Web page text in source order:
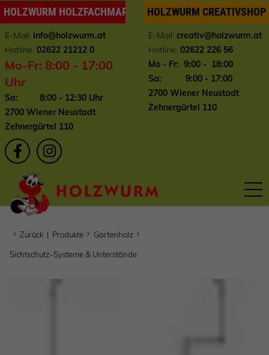
HOLZWURM HOLZFACHMARKT
E-Mail: info@holzwurm.at
Hotline: 02622 21212 0
Mo-Fr: 8:00 - 17:00
Uhr
Sa: 8:00 - 12:30 Uhr
2700 Wiener Neustadt
Zehnergürtel 110
HOLZWURM CREATIVSHOP
E-Mail: creativ@holzwurm.at
Hotline: 02622 226 56
Mo - Fr: 9:00 - 18:00
Sa: 9:00 - 17:00
2700 Wiener Neustadt
Zehnergürtel 110
Zurück | Produkte Gartenholz
Sichtschutz-Systeme & Unterstände